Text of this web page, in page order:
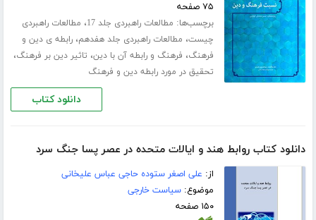
۷۵ صفحه
برچسب‌ها: مطالعات راهبردی جلد 17 ، مطالعات راهبردی
چیست، مطالعات راهبردی جلد هفدهم،رابطه ی دین و
فرهنگ، فرهنگ و رابطه آن با دین، تاثیر دین بر فرهنگ،
تحقیق در مورد رابطه دین و فرهنگ
دانلود کتاب
دانلود کتاب روابط هند و ایالات متحده در عصر پسا جنگ سرد
از: علی اصغر ستوده حاجی عباس علیخانی
موضوع:سیاست خارجی
۱۵۰ صفحه